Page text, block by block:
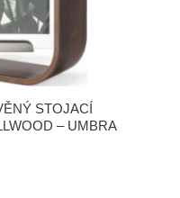
STOJACÍ
– UMBRA